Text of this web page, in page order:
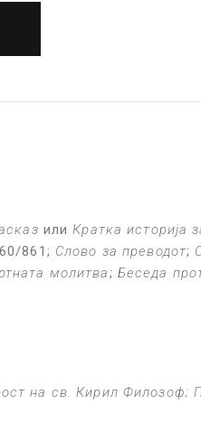
илиКратка историја
861; Слово за преводот;
молитва; Беседа
на св. Кирил Филозоф;